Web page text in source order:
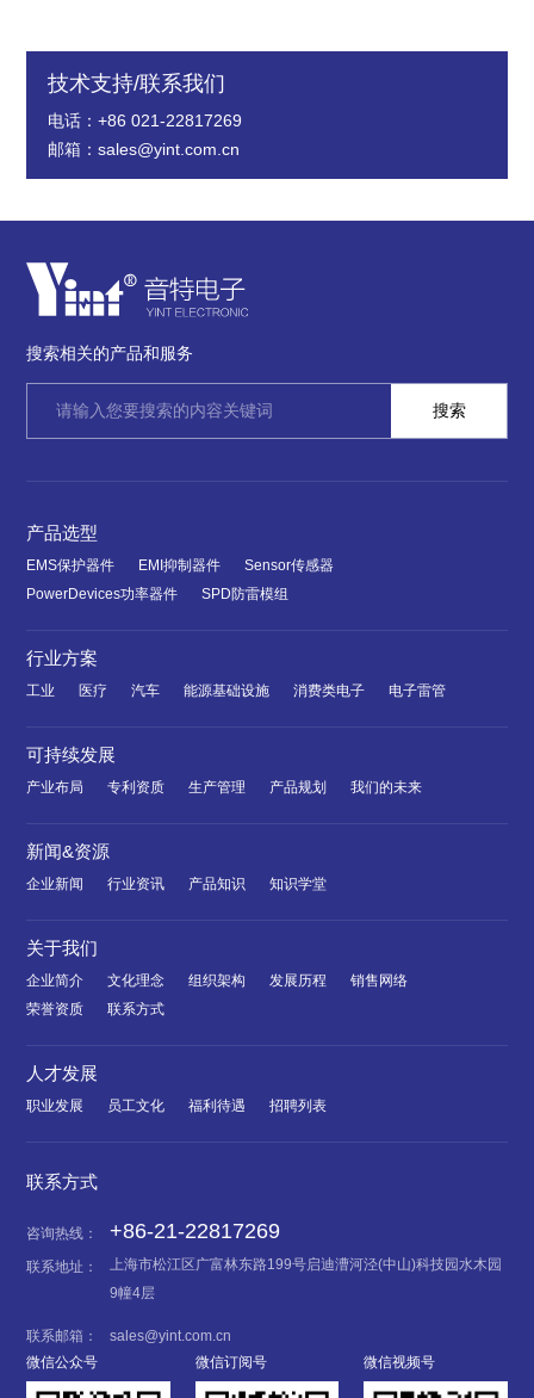
技术支持/联系我们
电话：+86 021-22817269
邮箱：sales@yint.com.cn
搜索相关的产品和服务
产品选型
EMS保护器件 EMI抑制器件
Sensor传感器
PowerDevices功率器件
SPD防雷模组
行业方案
工业 医疗 汽车 能源基础设施 消费类电子 电子雷管
可持续发展
产业布局 专利资质 生产管理 产品规划 我们的未来
新闻&资源
企业新闻 行业资讯 产品知识 知识学堂
关于我们
企业简介 文化理念 组织架构 发展历程
销售网络
荣誉资质
联系方式
人才发展
职业发展 员工文化 福利待遇 招聘列表
联系方式
咨询热线： +86-21-22817269
联系地址：
上海市松江区广富林东路199号启迪漕河泾(中山)科技园水木园
9幢4层
联系邮箱：
sales@yint.com.cn
微信公众号
微信订阅号 微信视频号